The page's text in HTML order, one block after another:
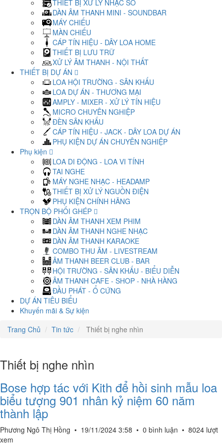
THIẾT BỊ XỬ LÝ NHẠC SỐ
DÀN ÂM THANH MINI - SOUNDBAR
MÁY CHIẾU
MÀN CHIẾU
CÁP TÍN HIỆU - DÂY LOA HOME
THIẾT BỊ LƯU TRỮ
XỬ LÝ ÂM THANH - NỘI THẤT
THIẾT BỊ DỰ ÁN
LOA HỘI TRƯỜNG - SÂN KHẤU
LOA DỰ ÁN - THƯƠNG MẠI
AMPLY - MIXER - XỬ LÝ TÍN HIỆU
MICRO CHUYÊN NGHIỆP
ĐÈN SÂN KHẤU
CÁP TÍN HIỆU - JACK - DÂY LOA DỰ ÁN
PHỤ KIỆN DỰ ÁN CHUYÊN NGHIỆP
Phụ kiện
LOA DI ĐỘNG - LOA VI TÍNH
TAI NGHE
MÁY NGHE NHẠC - HEADAMP
THIẾT BỊ XỬ LÝ NGUỒN ĐIỆN
PHỤ KIỆN CHÍNH HÃNG
TRỌN BỘ PHỐI GHÉP
DÀN ÂM THANH XEM PHIM
DÀN ÂM THANH NGHE NHẠC
DÀN ÂM THANH KARAOKE
COMBO THU ÂM - LIVESTREAM
ÂM THANH BEER CLUB - BAR
HỘI TRƯỜNG - SÂN KHẤU - BIỂU DIỄN
ÂM THANH CAFE - SHOP - NHÀ HÀNG
ĐẦU PHÁT - Ổ CỨNG
DỰ ÁN TIÊU BIỂU
Khuyến mãi & Sự kiện
Trang Chủ
Tin tức Thiết bị nghe nhìn
Thiết bị nghe nhìn
Bose hợp tác với Kith để hồi sinh mẫu loa
biểu tượng 901 nhân kỷ niệm 60 năm
thành lập
Phương Ngô Thị Hồng • 19/11/2024 3:58 • 0 bình luận • 8024 lượt
xem